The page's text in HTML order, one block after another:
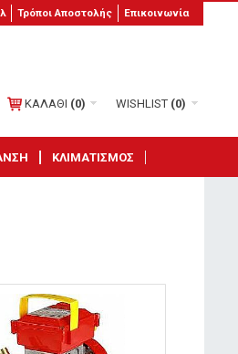
Τρόποι Αποστολής Επικοινωνία
ΚΑΛΑΘΙ (0) WISHLIST (0)
ΚΛΙΜΑΤΙΣΜΟΣ